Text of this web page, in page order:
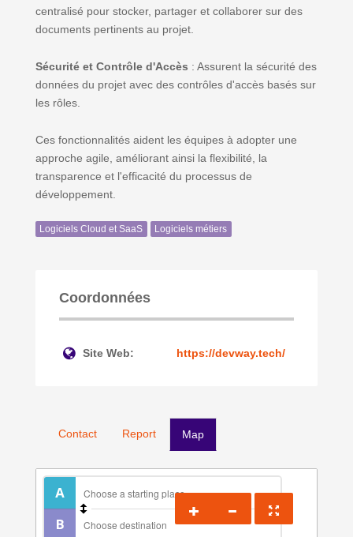
centralisé pour stocker, partager et collaborer sur des
documents pertinents au projet.
Sécurité et Contrôle d'Accès : Assurent la sécurité des
données du projet avec des contrôles d'accès basés sur
les rôles.
Ces fonctionnalités aident les équipes à adopter une
approche agile, améliorant ainsi la flexibilité, la
transparence et l'efficacité du processus de
développement.
Logiciels Cloud et SaaS Logiciels métiers
Coordonnées
Site Web: https://devway.tech/
Contact Report Map